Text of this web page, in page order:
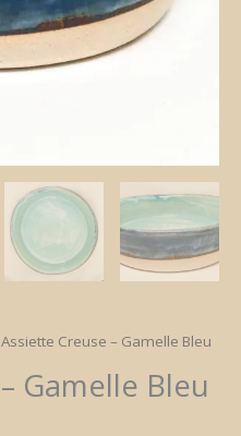
Creuse – Gamelle Bleu
Gamelle Bleu